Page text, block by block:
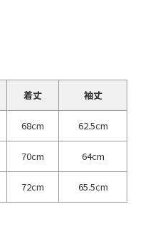
着丈 袖丈
68cm 62.5cm
70cm 64cm
72cm 65.5cm